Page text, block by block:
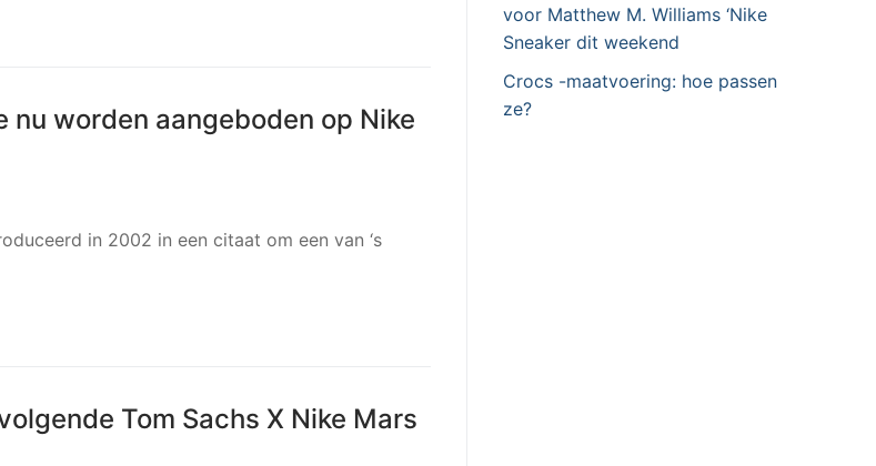
nu worden aangeboden op Nike
in 2002 in een citaat om een ​​van ‘s
Tom Sachs X Nike Mars
voor Matthew M. Williams ‘Nike
Sneaker dit weekend
Crocs -maatvoering: hoe passen
ze?